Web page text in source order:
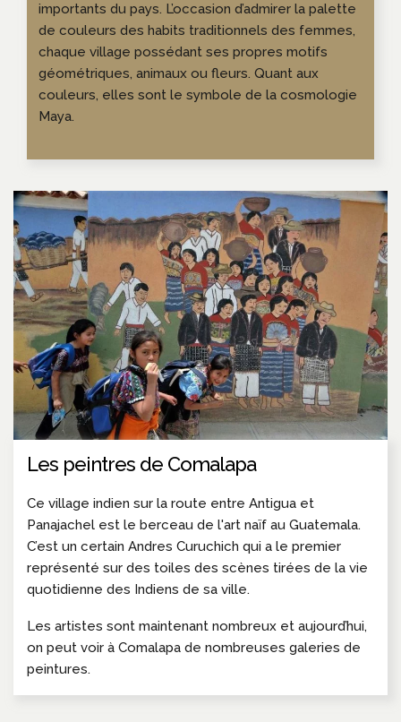
importants du pays. L’occasion d’admirer la palette
de couleurs des habits traditionnels des femmes,
chaque village possédant ses propres motifs
géométriques, animaux ou fleurs. Quant aux
couleurs, elles sont le symbole de la cosmologie
Maya.
Les peintres de Comalapa
Ce village indien sur la route entre Antigua et
Panajachel est le berceau de l'art naïf au Guatemala.
C’est un certain Andres Curuchich qui a le premier
représenté sur des toiles des scènes tirées de la vie
quotidienne des Indiens de sa ville.
Les artistes sont maintenant nombreux et aujourd’hui,
on peut voir à Comalapa de nombreuses galeries de
peintures.